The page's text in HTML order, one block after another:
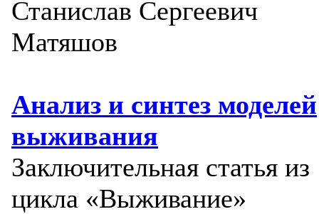
Станислав Сергеевич
Матяшов
Анализ и синтез моделей
выживания
Заключительная статья из
цикла «Выживание»